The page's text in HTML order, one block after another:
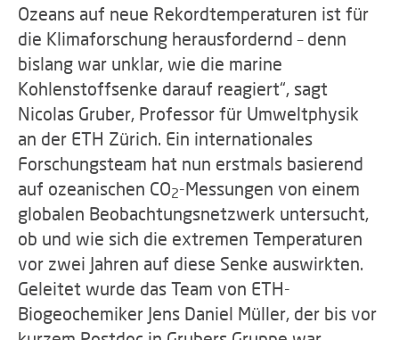
Ozeans auf neue Rekordtemperaturen ist für
die Klimaforschung herausfordernd – denn
bislang war unklar, wie die marine
Kohlenstoffsenke darauf reagiert“, sagt
Nicolas Gruber, Professor für Umweltphysik
an der ETH Zürich. Ein internationales
Forschungsteam hat nun erstmals basierend
auf ozeanischen CO2-Messungen von einem
globalen Beobachtungsnetzwerk untersucht,
ob und wie sich die extremen Temperaturen
vor zwei Jahren auf diese Senke auswirkten.
Geleitet wurde das Team von ETH-
Biogeochemiker Jens Daniel Müller, der bis vor